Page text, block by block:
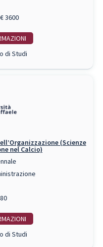
3600
di Studi
(Scienze
nel Calcio)
di Studi